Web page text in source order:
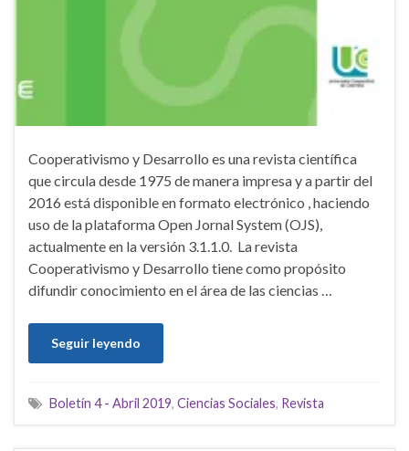
Cooperativismo y Desarrollo es una revista científica
que circula desde 1975 de manera impresa y a partir del
2016 está disponible en formato electrónico , haciendo
uso de la plataforma Open Jornal System (OJS),
actualmente en la versión 3.1.1.0. La revista
Cooperativismo y Desarrollo tiene como propósito
difundir conocimiento en el área de las ciencias …
Seguir leyendo
Boletín 4 - Abril 2019, Ciencias Sociales, Revista